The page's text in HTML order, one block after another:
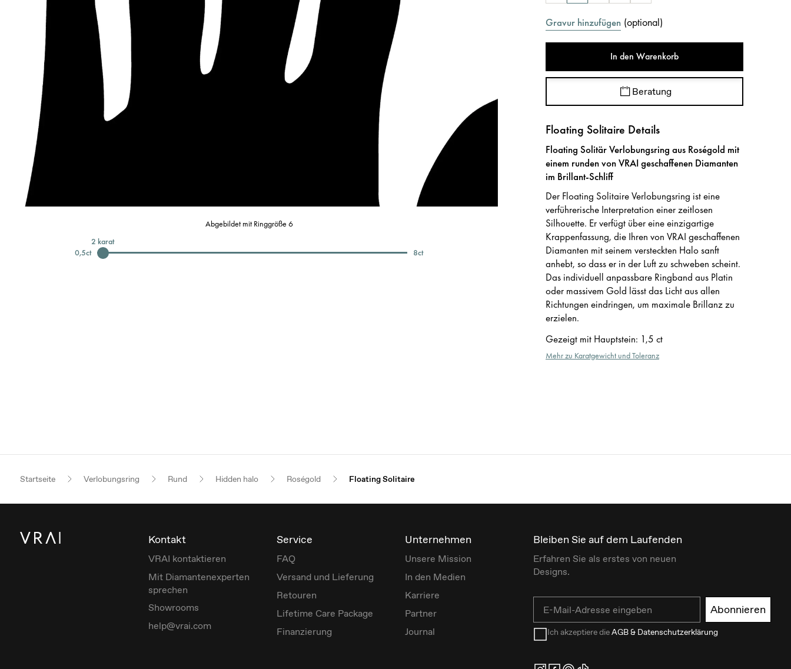
Abgebildet mit Ringgröße 6
0,5ct
2 karat
8ct
Gravur hinzufügen (optional)
In den Warenkorb
Beratung
Floating Solitaire Details
Floating Solitär Verlobungsring aus Roségold mit
einem runden von VRAI geschaffenen Diamanten
im Brillant-Schliff
Der Floating Solitaire Verlobungsring ist eine
verführerische Interpretation einer zeitlosen
Silhouette. Er verfügt über eine einzigartige
Krappenfassung, die Ihren von VRAI geschaffenen
Diamanten mit seinem versteckten Halo sanft
anhebt, so dass er in der Luft zu schweben scheint.
Das individuell anpassbare Ringband aus Platin
oder massivem Gold lässt das Licht aus allen
Richtungen eindringen, um maximale Brillanz zu
erzielen.
Gezeigt mit Hauptstein: 1,5 ct
Mehr zu Karatgewicht und Toleranz
Startseite Verlobungsring Rund Hidden halo Roségold Floating Solitaire
Kontakt
VRAI kontaktieren
Mit Diamantenexperten
sprechen
Showrooms
help@vrai.com
Service
FAQ
Versand und Lieferung
Retouren
Lifetime Care Package
Finanzierung
Unternehmen
Unsere Mission
In den Medien
Karriere
Partner
Journal
Bleiben Sie auf dem Laufenden
Erfahren Sie als erstes von neuen
Designs.
Abonnieren
Ich akzeptiere dieAGB & Datenschutzerklärung